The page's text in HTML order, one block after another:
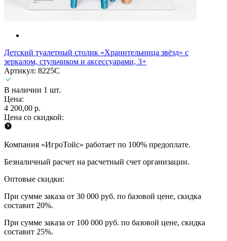
Детский туалетный столик «Хранительница звёзд» с
зеркалом, стульчиком и аксессуарами, 3+
Артикул: 8225C
В наличии 1 шт.
Цена:
4 200,00 р.
Цена со скидкой:
Компания «ИгроТойс» работает по 100% предоплате.
Безналичный расчет на расчетный счет организации.
Оптовые скидки:
При сумме заказа от 30 000 руб. по базовой цене, скидка
составит 20%.
При сумме заказа от 100 000 руб. по базовой цене, скидка
составит 25%.